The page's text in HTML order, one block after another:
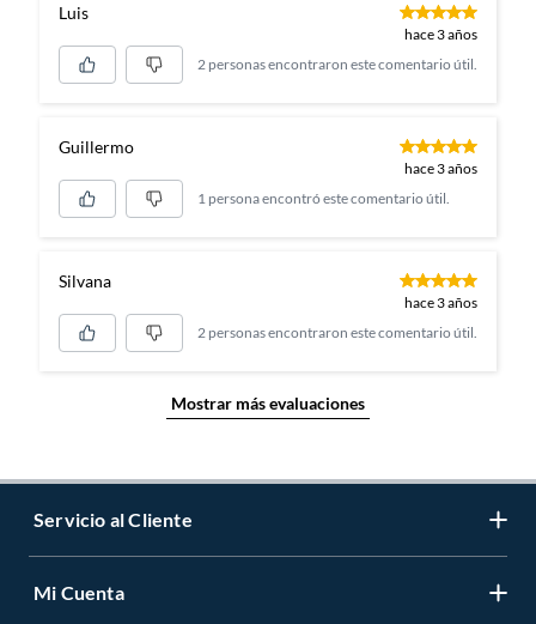
Luis
hace 3 años
2 personas encontraron este comentario útil.
Guillermo
hace 3 años
1 persona encontró este comentario útil.
Silvana
hace 3 años
2 personas encontraron este comentario útil.
Mostrar más evaluaciones
Servicio al Cliente
Contáctanos
Mi Cuenta